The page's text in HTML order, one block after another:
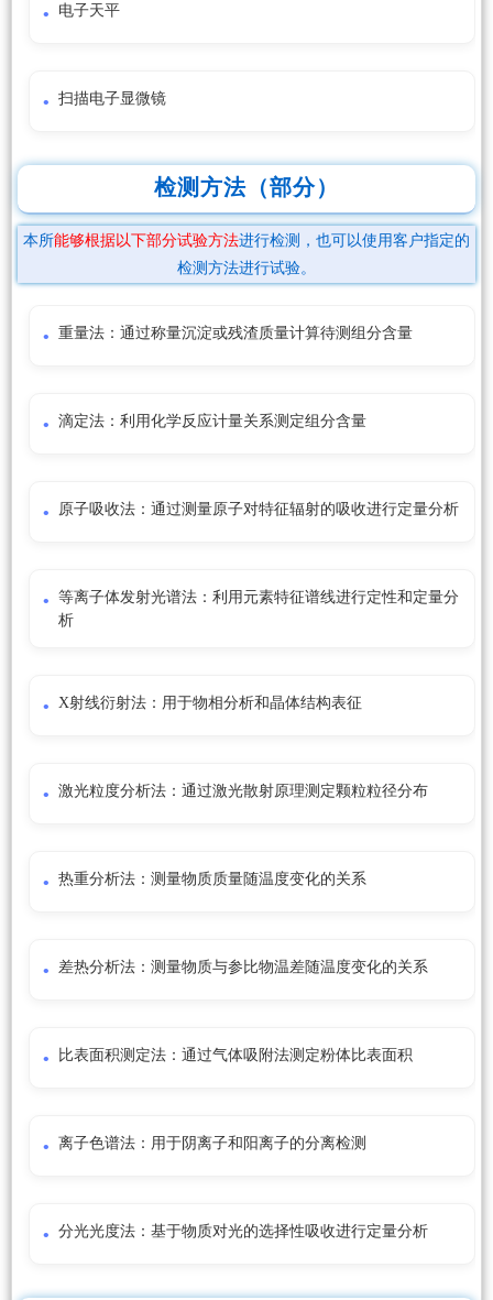
电子天平
扫描电子显微镜
检测方法（部分）
本所能够根据以下部分试验方法进行检测，也可以使用客户指定的
检测方法进行试验。
重量法：通过称量沉淀或残渣质量计算待测组分含量
滴定法：利用化学反应计量关系测定组分含量
原子吸收法：通过测量原子对特征辐射的吸收进行定量分析
等离子体发射光谱法：利用元素特征谱线进行定性和定量分
析
X射线衍射法：用于物相分析和晶体结构表征
激光粒度分析法：通过激光散射原理测定颗粒粒径分布
热重分析法：测量物质质量随温度变化的关系
差热分析法：测量物质与参比物温差随温度变化的关系
比表面积测定法：通过气体吸附法测定粉体比表面积
离子色谱法：用于阴离子和阳离子的分离检测
分光光度法：基于物质对光的选择性吸收进行定量分析